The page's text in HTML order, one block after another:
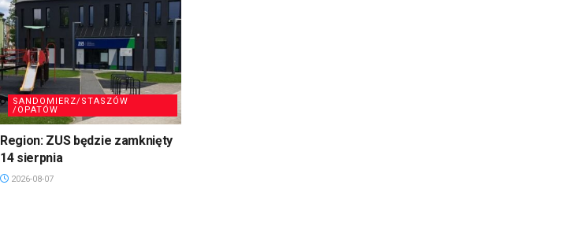
SANDOMIERZ/STASZÓW
/OPATÓW
Region: ZUS będzie zamknięty
14 sierpnia
2026-08-07